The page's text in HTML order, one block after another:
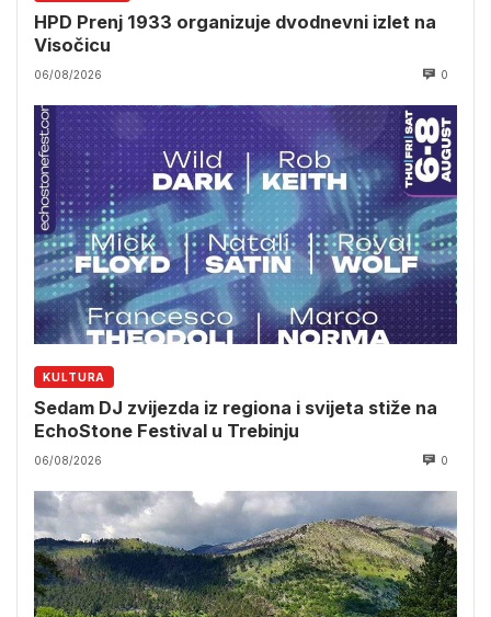
HPD Prenj 1933 organizuje dvodnevni izlet na
Visočicu
06/08/2026 0
KULTURA
Sedam DJ zvijezda iz regiona i svijeta stiže na
EchoStone Festival u Trebinju
06/08/2026 0